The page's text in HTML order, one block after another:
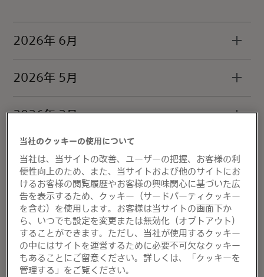
2026年 6月
2026年 5月
2026年 2月
2026年 1月
2025
2024
2023
当社のクッキーの使用について
当社は、当サイトの改善、ユーザーの把握、お客様の利
便性向上のため、また、当サイトおよび他のサイトにお
けるお客様の閲覧履歴やお客様の興味関心に基づいた広
告を表示するため、クッキー（サードパーティクッキー
を含む）を使用します。お客様は当サイトの画面下か
ら、いつでも設定を変更または無効化（オプトアウト）
することができます。ただし、当社が使用するクッキー
の中にはサイトを運営するために必要不可欠なクッキー
もあることにご留意ください。詳しくは、「クッキーを
管理する」をご覧ください。